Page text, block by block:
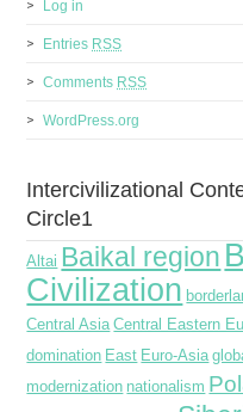
Log in
Entries RSS
Comments RSS
WordPress.org
Intercivilizational
Circle1
Altai Baikal region
Civilization
Central Asia Central Eastern
domination East Euro-Asia
modernization nationalism